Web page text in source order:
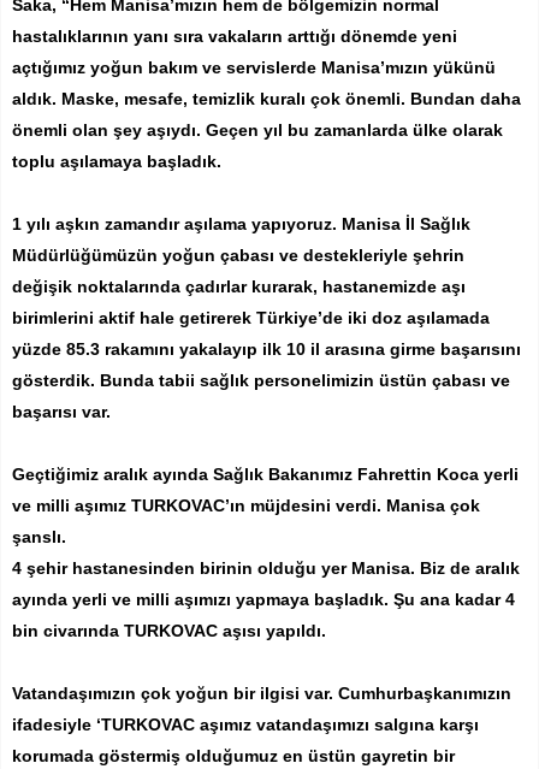
Saka, “Hem Manisa’mızın hem de bölgemizin normal
hastalıklarının yanı sıra vakaların arttığı dönemde yeni
açtığımız yoğun bakım ve servislerde Manisa’mızın yükünü
aldık. Maske, mesafe, temizlik kuralı çok önemli. Bundan daha
önemli olan şey aşıydı. Geçen yıl bu zamanlarda ülke olarak
toplu aşılamaya başladık.
1 yılı aşkın zamandır aşılama yapıyoruz. Manisa İl Sağlık
Müdürlüğümüzün yoğun çabası ve destekleriyle şehrin
değişik noktalarında çadırlar kurarak, hastanemizde aşı
birimlerini aktif hale getirerek Türkiye’de iki doz aşılamada
yüzde 85.3 rakamını yakalayıp ilk 10 il arasına girme başarısını
gösterdik. Bunda tabii sağlık personelimizin üstün çabası ve
başarısı var.
Geçtiğimiz aralık ayında Sağlık Bakanımız Fahrettin Koca yerli
ve milli aşımız TURKOVAC’ın müjdesini verdi. Manisa çok
şanslı.
4 şehir hastanesinden birinin olduğu yer Manisa. Biz de aralık
ayında yerli ve milli aşımızı yapmaya başladık. Şu ana kadar 4
bin civarında TURKOVAC aşısı yapıldı.
Vatandaşımızın çok yoğun bir ilgisi var. Cumhurbaşkanımızın
ifadesiyle ‘TURKOVAC aşımız vatandaşımızı salgına karşı
korumada göstermiş olduğumuz en üstün gayretin bir